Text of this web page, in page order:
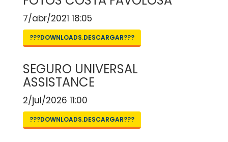
7/abr/2021 18:05
???DOWNLOADS.DESCARGAR???
SEGURO UNIVERSAL
ASSISTANCE
2/jul/2026 11:00
???DOWNLOADS.DESCARGAR???